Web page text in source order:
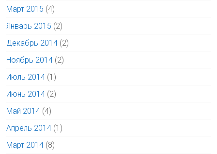
Март 2015 (4)
Январь 2015 (2)
Декабрь 2014 (2)
Ноябрь 2014 (2)
Июль 2014 (1)
Июнь 2014 (2)
Май 2014 (4)
Апрель 2014 (1)
Март 2014 (8)